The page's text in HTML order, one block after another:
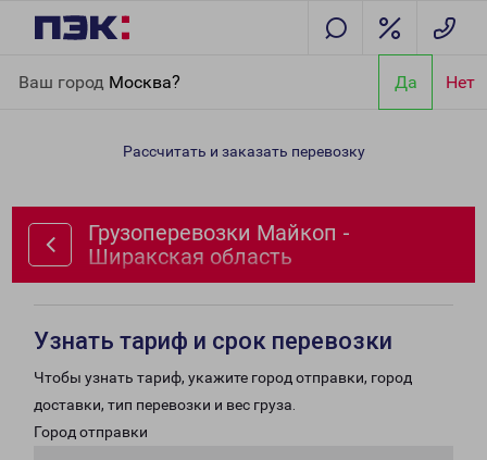
Ваш город Москва? Да Нет
область
Рассчитать и заказать перевозку
Грузоперевозки Майкоп -
Ширакская область
Узнать тариф и срок перевозки
Чтобы узнать тариф, укажите город отправки, город
доставки, тип перевозки и вес груза.
Город отправки